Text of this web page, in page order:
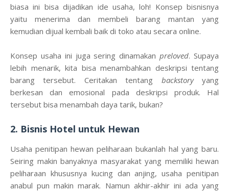
biasa ini bisa dijadikan ide usaha, loh! Konsep bisnisnya
yaitu menerima dan membeli barang mantan yang
kemudian dijual kembali baik di toko atau secara online.
Konsep usaha ini juga sering dinamakanpreloved. Supaya
lebih menarik, kita bisa menambahkan deskripsi tentang
barang tersebut. Ceritakan tentang backstoryyang
berkesan dan emosional pada deskripsi produk. Hal
tersebut bisa menambah daya tarik, bukan?
2. Bisnis Hotel untuk Hewan
Usaha penitipan hewan peliharaan bukanlah hal yang baru.
Seiring makin banyaknya masyarakat yang memiliki hewan
peliharaan khususnya kucing dan anjing, usaha penitipan
anabul pun makin marak. Namun akhir-akhir ini ada yang